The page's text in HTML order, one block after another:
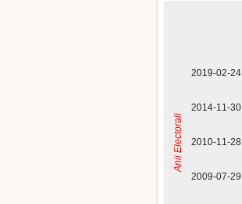
2019-02-24
2014-11-30
2010-11-28
2009-07-29
Anii Electorali